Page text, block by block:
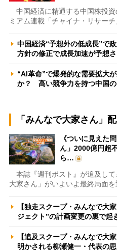
中国経済に精通する中国株投
ミアム連載「チャイナ・リサー
中国経済“予想外の低成長”で
方針の修正で成長加速が予想
“AI革命”で爆発的な需要拡大
か？ 高い競争力を持つ中国
「みんなで大家さん」
《ついに見えた
ん」2000億円超
ら…
本誌『週刊ポスト』が追及し
大家さん」がいよいよ最終局面
【独走スクープ・みんなで大
ジェクト”の計画変更の裏で起
【追及スクープ・みんなで大
明かされる柳瀬健一・代表の